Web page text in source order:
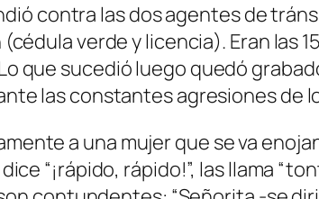
contra las dos agentes de
verde y licencia). Eran las
que sucedió luego quedó
las constantes agresiones de
a una mujer que se va
“¡rápido, rápido!”, las llama